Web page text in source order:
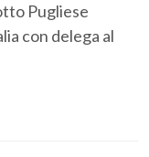
Pugliese
con delega al